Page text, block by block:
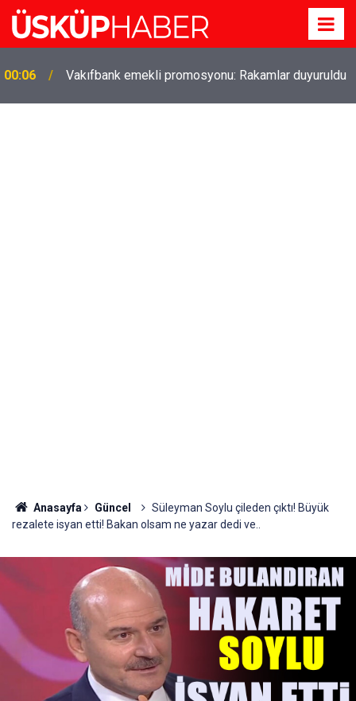
19:21
Gözde oldu! Hem köy hem mahalle hayatı iç içe!
İzmir'deki doğal semt
Anasayfa Güncel
Süleyman Soylu çileden çıktı! Büyük
rezalete isyan etti! Bakan olsam ne yazar dedi ve..